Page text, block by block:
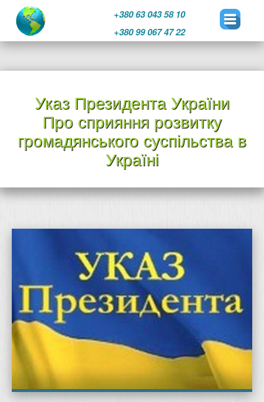
+380 63 043 58 10
+380 99 067 47 22
содержимомуУказ Президента України
Про сприяння розвитку
громадянського суспільства в
Україні